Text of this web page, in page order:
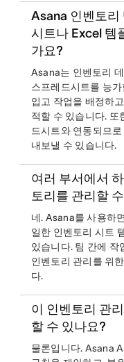
Asana 인벤토리
시트나 Excel 템
가요?
Asana는 인벤토리
스프레드시트를 능
입고 작업을 배정하
적할 수 있습니다.
드시트와 연동되므
내보낼 수 있습니다.
여러 부서에서
토리를 관리할
네. Asana를 사용하
일한 인벤토리 시트
있습니다. 팀 간에 작
인벤토리 관리를 위
다.
이 인벤토리 관
할 수 있나요?
물론입니다. Asana